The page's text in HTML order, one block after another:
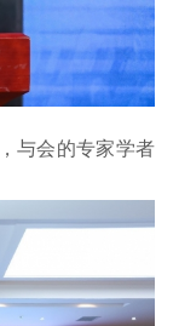
与会的专家学者